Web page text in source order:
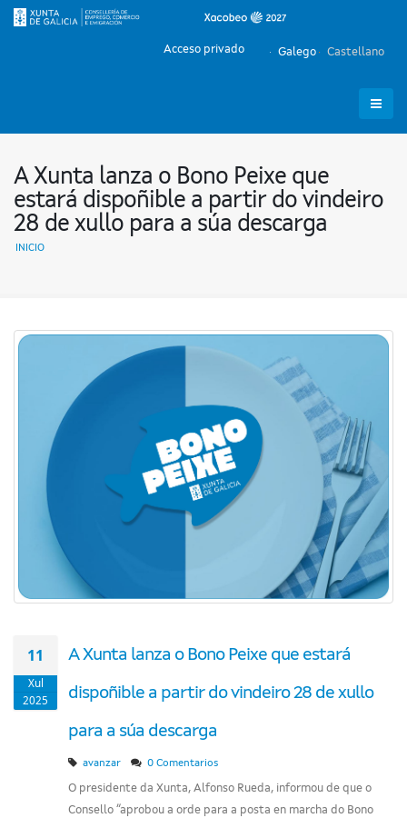
Galego Castellano
Acceso privado
A Xunta lanza o Bono Peixe que
estará dispoñible a partir do vindeiro
28 de xullo para a súa descarga
INICIO
11
Xul
2025
A Xunta lanza o Bono Peixe que estará
dispoñible a partir do vindeiro 28 de xullo
para a súa descarga
avanzar 0 Comentarios
O presidente da Xunta, Alfonso Rueda, informou de que o
Consello “aprobou a orde para a posta en marcha do Bono